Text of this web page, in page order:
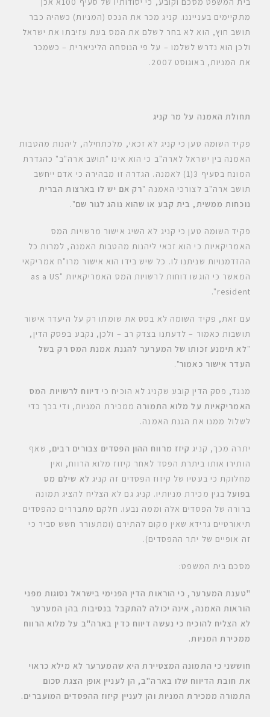
מתקיימים בענייננו. קניג מכר את הנכס (המניות) כשהיה כבר
תושב חוץ, הוא לא בחר לשלם את המס בעת עזיבתו את ישראל
ולכן הוא נדרש לשלמו – על פי הנוסחה הליניארית – כשמכר
את המניות, באוגוסט 2007.
תחולת האמנה על מר קניג
פקיד השומה טען כי קניג לא זכאי, מלכתחילה, ליהנות מהטבות
האמנה בין ישראל לארה"ב כי הוא אינו "תושב ארה"ב" כהגדרת
המונח בסעיף 3(1) לאמנה. הגדרה זו מבהירה כי אדם ייחשב
תושב ארה"ב לצורכי האמנה "רק אם יש לו בארצות הברית
נוכחות ממשית, בית קבע או שהוא נוהג לגור שם".
פקיד השומה טען כי קניג לא השיג אישור מרשויות המס
האמריקאיות כי הוא זכאי ליהנות מהטבות האמנה, למרות כל
ההזדמנויות שניתנו לו. כל שיש בידו הוא אישור מרו"ח אמריקאי
המאשר כי הוגשו דוחות לרשויות המס האמריקאיות "as a US
resident".
עם זאת, פקיד השומה לא בסס את שומתו רק על היעדר אישור
תושבות כאמור – לדעתנו בצדק רב – ולכן, נקבע בפסק הדין,
"לא תימנע זכותו של המערער להגנת אמנת המס רק בשל
העדר אישור כאמור".
מנגד, פסק הדין קובע שקניג לא הוכיח כי דיווח לרשויות המס
האמריקאיות על מלוא התמורהממכירת המניות, ודי בכך כדי
לשלול ממנו את הגנת האמנה.
יתרה מכך, קניג קיזז מרווח ההון הפסדים צבורים רבים, שאף
הותירו אותו ביתרת הפסד לאחר קיזוז מלוא הרווח, ואין
מחלוקת כי בעטיו של קיזוז הפסדים זה קניג לא שילם מס
בפועלבגין מכירת מניותיו. קניג גם לא הצליח להציג תמונה
ברורה של הפסדים אלה וממה נבעו. חלקם מתבררים כהפסדים
תיאורטיים גרידא שאין מקום להתירם (ומתעורר חשש סביר כי
זה אופיים של יתר ההפסדים).
מסכם בית המשפט:
"טענת המערער, כי הוראות הדין הפנימי בישראל נסוגות מפני
הוראות האמנה, אינה יכולה להתקבל בנסיבות בהן המערער
לא הצליח להוכיח כי נעשה דיווח כדין בארה"ב על מלוא הרווח
ממכירת המניות.
חוששני כי התמונה המצטיירת היא שהמערער לא מילא כראוי
את חובת הדיווח שלו בארה"ב, הן לעניין אופן הצגת סכום
התמורה ממכירת המניות והן לעניין קיזוז ההפסדים המועברים.